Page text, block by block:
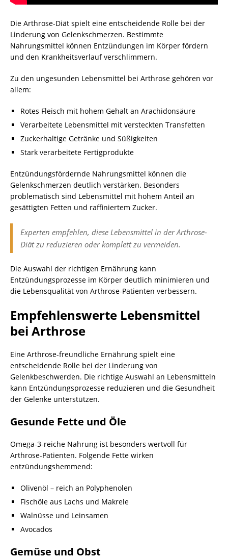
Die Arthrose-Diät spielt eine entscheidende Rolle bei der
Linderung von Gelenkschmerzen. Bestimmte
Nahrungsmittel können Entzündungen im Körper fördern
und den Krankheitsverlauf verschlimmern.
Zu den ungesunden Lebensmittel bei Arthrose gehören vor
allem:
Rotes Fleisch mit hohem Gehalt an Arachidonsäure
Verarbeitete Lebensmittel mit versteckten Transfetten
Zuckerhaltige Getränke und Süßigkeiten
Stark verarbeitete Fertigprodukte
Entzündungsfördernde Nahrungsmittel können die
Gelenkschmerzen deutlich verstärken. Besonders
problematisch sind Lebensmittel mit hohem Anteil an
gesättigten Fetten und raffiniertem Zucker.
Experten empfehlen, diese Lebensmittel in der Arthrose-
Diät zu reduzieren oder komplett zu vermeiden.
Die Auswahl der richtigen Ernährung kann
Entzündungsprozesse im Körper deutlich minimieren und
die Lebensqualität von Arthrose-Patienten verbessern.
Empfehlenswerte Lebensmittel
bei Arthrose
Eine Arthrose-freundliche Ernährung spielt eine
entscheidende Rolle bei der Linderung von
Gelenkbeschwerden. Die richtige Auswahl an Lebensmitteln
kann Entzündungsprozesse reduzieren und die Gesundheit
der Gelenke unterstützen.
Gesunde Fette und Öle
Omega-3-reiche Nahrung ist besonders wertvoll für
Arthrose-Patienten. Folgende Fette wirken
entzündungshemmend:
Olivenöl – reich an Polyphenolen
Fischöle aus Lachs und Makrele
Walnüsse und Leinsamen
Avocados
Gemüse und Obst